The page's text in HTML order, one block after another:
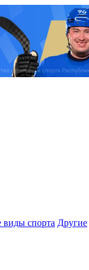
виды спорта Другие